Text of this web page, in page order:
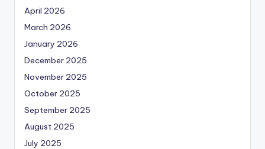
April 2026
March 2026
January 2026
December 2025
November 2025
October 2025
September 2025
August 2025
July 2025